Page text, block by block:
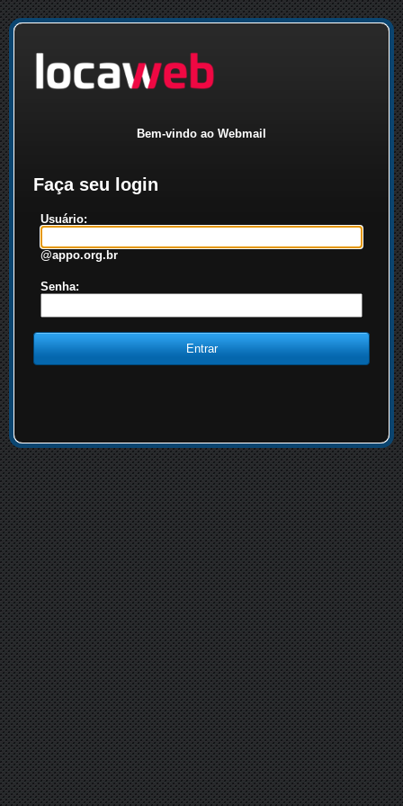
Bem-vindo ao Webmail
Faça seu login
Usuário:
@appo.org.br
Senha: